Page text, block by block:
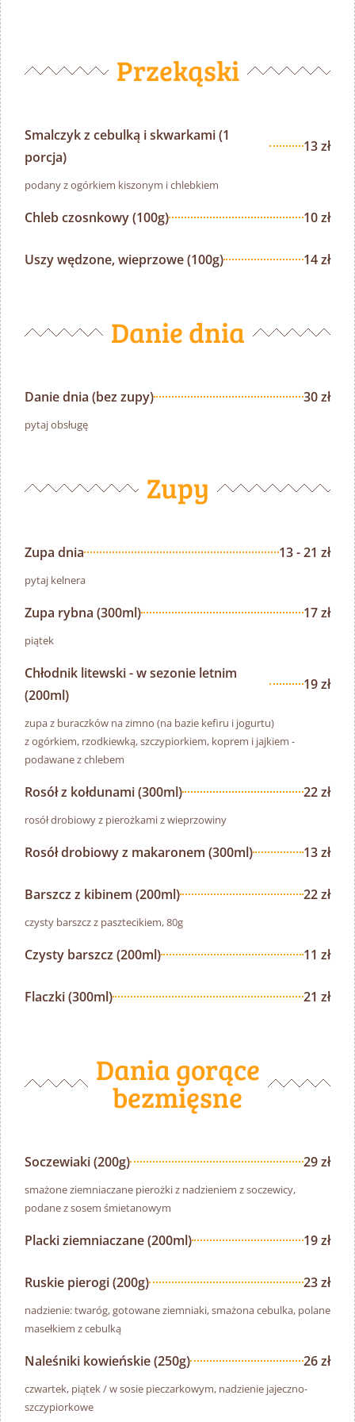
Przekąski
Smalczyk z cebulką i skwarkami (1
porcja)
13 zł
podany z ogórkiem kiszonym i chlebkiem
Chleb czosnkowy (100g) 10 zł
Uszy wędzone, wieprzowe (100g) 14 zł
Danie dnia
Danie dnia (bez zupy) 30 zł
pytaj obsługę
Zupy
Zupa dnia 13 - 21 zł
pytaj kelnera
Zupa rybna (300ml) 17 zł
piątek
Chłodnik litewski - w sezonie letnim
(200ml)
19 zł
zupa z buraczków na zimno (na bazie kefiru i jogurtu)
z ogórkiem, rzodkiewką, szczypiorkiem, koprem i jajkiem -
podawane z chlebem
Rosół z kołdunami (300ml) 22 zł
rosół drobiowy z pierożkami z wieprzowiny
Rosół drobiowy z makaronem (300ml) 13 zł
Barszcz z kibinem (200ml) 22 zł
czysty barszcz z pasztecikiem, 80g
Czysty barszcz (200ml) 11 zł
Flaczki (300ml) 21 zł
Dania gorące
bezmięsne
Soczewiaki (200g) 29 zł
smażone ziemniaczane pierożki z nadzieniem z soczewicy,
podane z sosem śmietanowym
Placki ziemniaczane (200ml) 19 zł
Ruskie pierogi (200g) 23 zł
nadzienie: twaróg, gotowane ziemniaki, smażona cebulka, polane
masełkiem z cebulką
Naleśniki kowieńskie (250g) 26 zł
czwartek, piątek / w sosie pieczarkowym, nadzienie jajeczno-
szczypiorkowe